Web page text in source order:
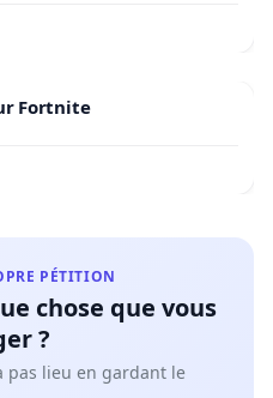
Fortnite
PÉTITION
chose que vous
?
pas lieu en gardant le